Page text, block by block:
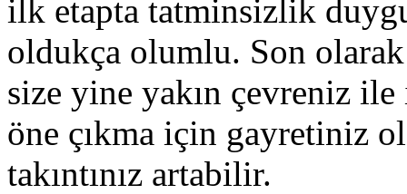
ilk etapta tatminsizlik
oldukça olumlu. Son
size yine yakın çevreniz
öne çıkma için gayretiniz
takıntınız artabilir.